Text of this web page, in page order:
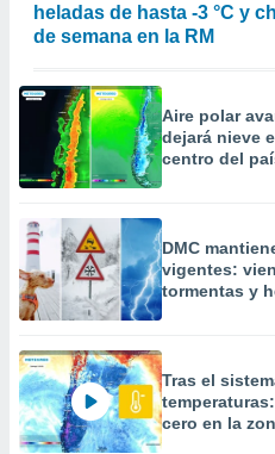
heladas de hasta -3 °C y
de semana en la RM
Aire polar
dejará nieve
centro del
DMC
vigentes:
tormentas y
Tras el
cero en la